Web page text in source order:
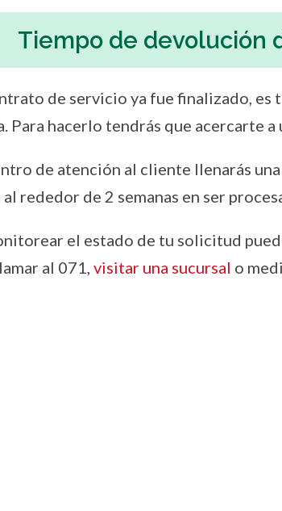
Tiempo de devolución
de servicio ya fue finalizado,
Para hacerlo tendrás que acercarte a
de atención al cliente llenarás
rededor de 2 semanas en ser
el estado de tu solicitud
al 071, visitar una sucursal o